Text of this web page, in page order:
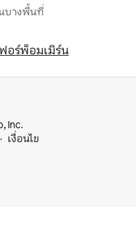
บางพื้นที่
อร์พ็อมเมิร์น
Inc.
เงื่อนไข